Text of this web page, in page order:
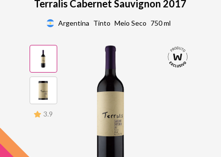
Terralis Cabernet Sauvignon 2017
Argentina Tinto Meio Seco 750 ml
3.9